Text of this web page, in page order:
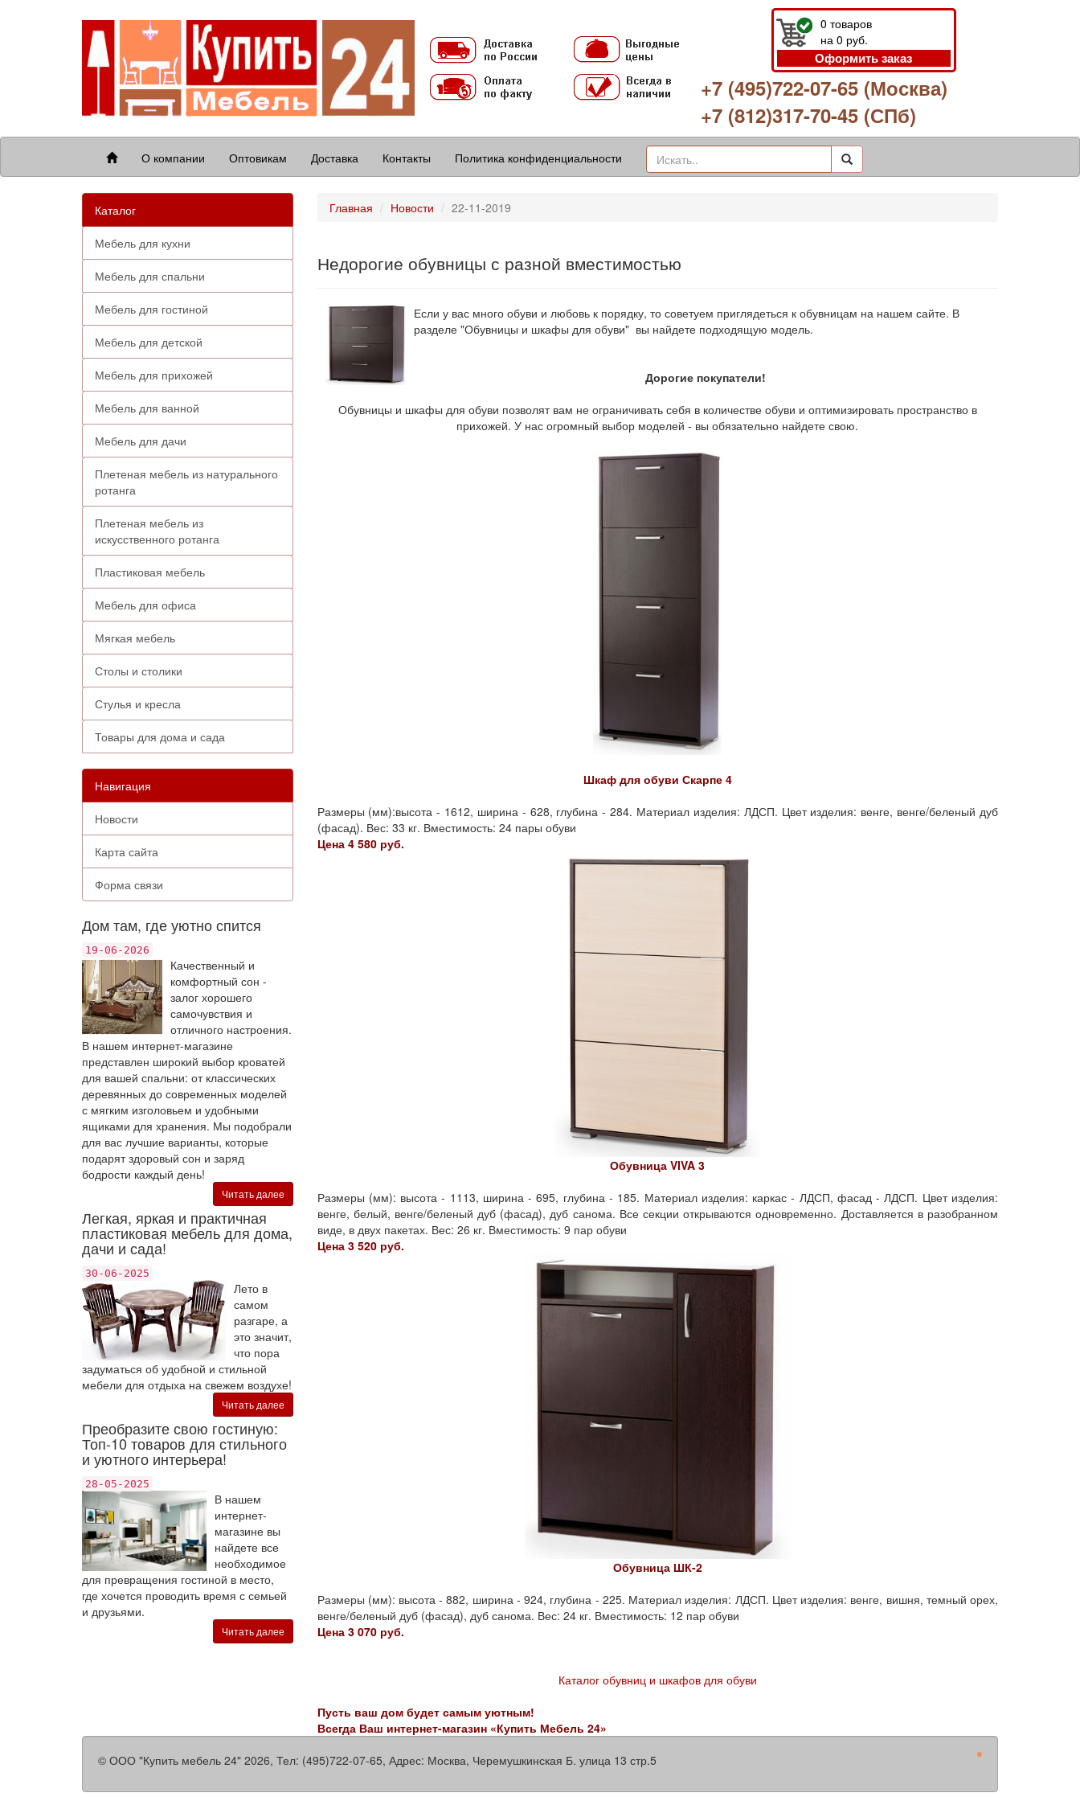
0 товаров
на 0 руб.
Оформить заказ
+7 (495)722-07-65 (Москва)
+7 (812)317-70-45 (СПб)
О компании Оптовикам Доставка Контакты Политика конфиденциальности
Каталог
Мебель для кухни
Мебель для спальни
Мебель для гостиной
Мебель для детской
Мебель для прихожей
Мебель для ванной
Мебель для дачи
Плетеная мебель из натурального
ротанга
Плетеная мебель из
искусственного ротанга
Пластиковая мебель
Мебель для офиса
Мягкая мебель
Столы и столики
Стулья и кресла
Товары для дома и сада
Навигация
Новости
Карта сайта
Форма связи
Дом там, где уютно спится
19-06-2026
Качественный и
комфортный сон -
залог хорошего
самочувствия и
отличного настроения.
В нашем интернет-магазине
представлен широкий выбор кроватей
для вашей спальни: от классических
деревянных до современных моделей
с мягким изголовьем и удобными
ящиками для хранения. Мы подобрали
для вас лучшие варианты, которые
подарят здоровый сон и заряд
бодрости каждый день!
Читать далее
Легкая, яркая и практичная
пластиковая мебель для дома,
дачи и сада!
30-06-2025
Лето в
самом
разгаре, а
это значит,
что пора
задуматься об удобной и стильной
мебели для отдыха на свежем воздухе!
Читать далее
Преобразите свою гостиную:
Топ-10 товаров для стильного
и уютного интерьера!
28-05-2025
В нашем
интернет-
магазине вы
найдете все
необходимое
для превращения гостиной в место,
где хочется проводить время с семьей
и друзьями.
Читать далее
Главная Новости 22-11-2019
Недорогие обувницы с разной вместимостью
Если у вас много обуви и любовь к порядку, то советуем приглядеться к обувницам на нашем сайте. В
разделе "Обувницы и шкафы для обуви" вы найдете подходящую модель.
Дорогие покупатели!
Обувницы и шкафы для обуви позволят вам не ограничивать себя в количестве обуви и оптимизировать пространство в
прихожей. У нас огромный выбор моделей - вы обязательно найдете свою.
Шкаф для обуви Скарпе 4
Размеры (мм):высота - 1612, ширина - 628, глубина - 284. Материал изделия: ЛДСП. Цвет изделия: венге, венге/беленый дуб
(фасад). Вес: 33 кг. Вместимость: 24 пары обуви
Цена 4 580 руб.
Обувница VIVA 3
Размеры (мм): высота - 1113, ширина - 695, глубина - 185. Материал изделия: каркас - ЛДСП, фасад - ЛДСП. Цвет изделия:
венге, белый, венге/беленый дуб (фасад), дуб санома. Все секции открываются одновременно. Доставляется в разобранном
виде, в двух пакетах. Вес: 26 кг. Вместимость: 9 пар обуви
Цена 3 520 руб.
Обувница ШК-2
Размеры (мм): высота - 882, ширина - 924, глубина - 225. Материал изделия: ЛДСП. Цвет изделия: венге, вишня, темный орех,
венге/беленый дуб (фасад), дуб санома. Вес: 24 кг. Вместимость: 12 пар обуви
Цена 3 070 руб.
Каталог обувниц и шкафов для обуви
Пусть ваш дом будет самым уютным!
Всегда Ваш интернет-магазин «Купить Мебель 24»
© ООО "Купить мебель 24" 2026, Тел: (495)722-07-65, Адрес: Москва, Черемушкинская Б. улица 13 стр.5